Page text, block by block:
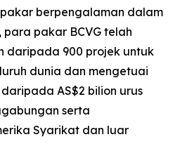
berpengalaman dalam
pakar BCVG telah
daripada 900 projek untuk
dunia dan mengetuai
AS$2 bilion urus
serta
Syarikat dan luar